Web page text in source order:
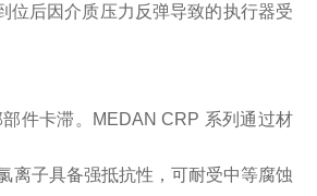
位后因介质压力反弹导致的执行器受
件卡滞。MEDAN CRP 系列通过材
离子具备强抵抗性，可耐受中等腐蚀